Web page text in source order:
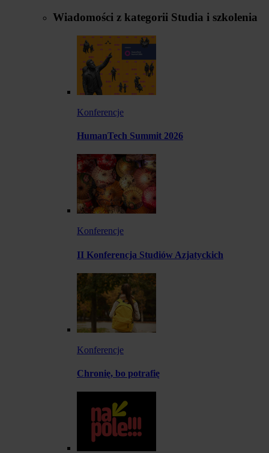
Wiadomości z kategorii Studia i szkolenia
Konferencje
HumanTech Summit 2026
Konferencje
II Konferencja Studiów Azjatyckich
Konferencje
Chronię, bo potrafię